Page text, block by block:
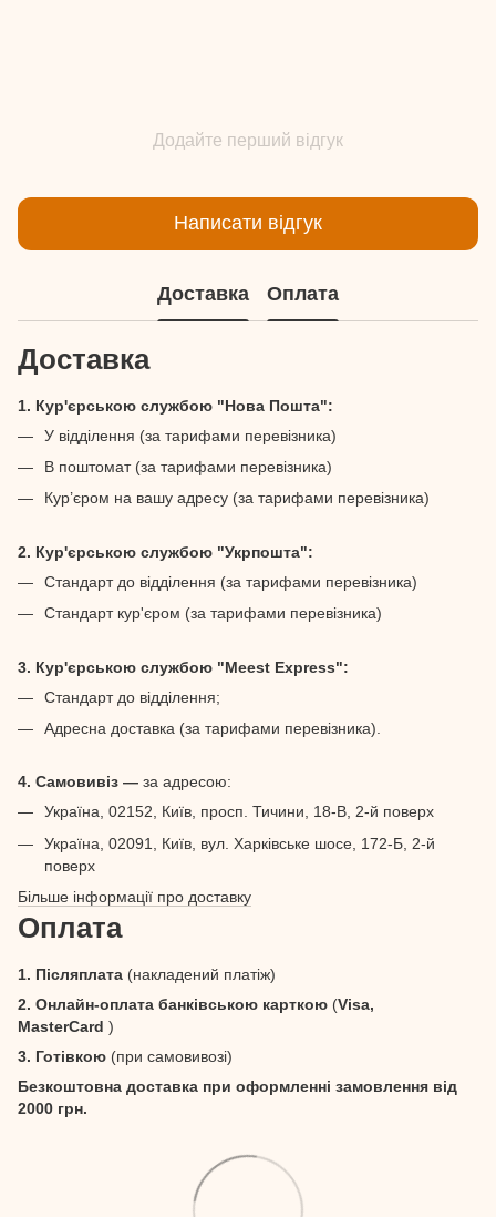
Додайте перший відгук
Написати відгук
Доставка Оплата
Доставка
1. Кур'єрською службою "Нова Пошта":
У відділення (за тарифами перевізника)
В поштомат (за тарифами перевізника)
Кур’єром на вашу адресу (за тарифами перевізника)
2. Кур'єрською службою "Укрпошта":
Стандарт до відділення (за тарифами перевізника)
Стандарт кур'єром (за тарифами перевізника)
3. Кур'єрською службою "Meest Express":
Стандарт до відділення;
Адресна доставка (за тарифами перевізника).
4. Самовивіз — за адресою:
Україна, 02152, Київ, просп. Тичини, 18-В, 2-й поверх
Україна, 02091, Київ, вул. Харківське шосе, 172-Б, 2-й
поверх
Більше інформації про доставку
Оплата
1. Післяплата (накладений платіж)
2. Онлайн-оплата банківською карткою (Visa,
MasterCard )
3. Готівкою (при самовивозі)
Безкоштовна доставка при оформленні замовлення від
2000 грн.